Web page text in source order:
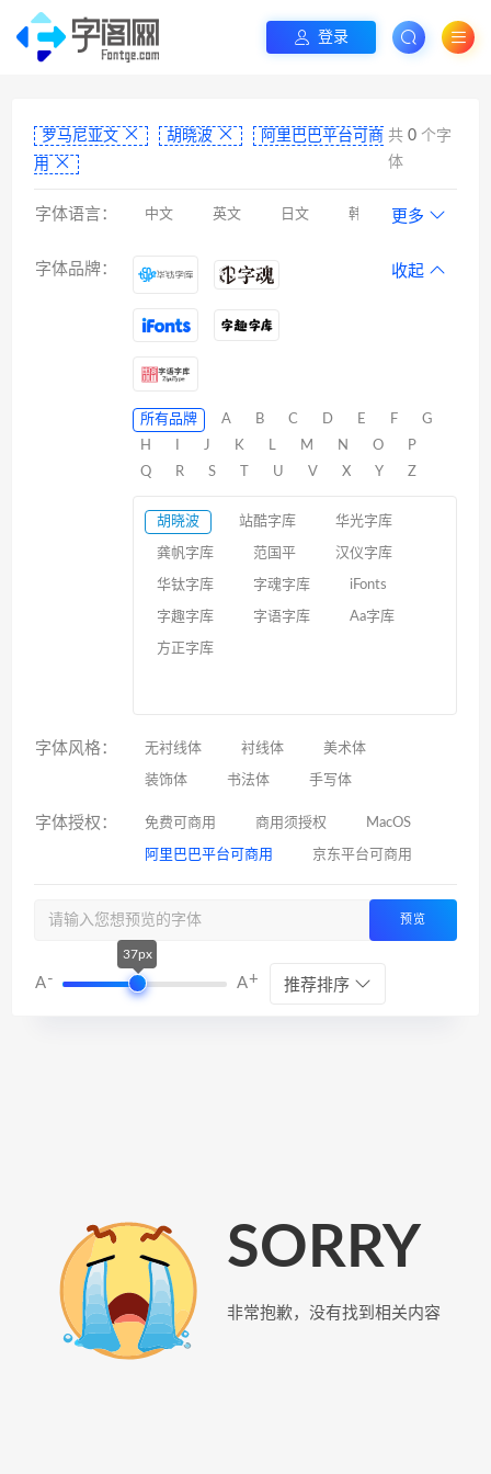
登录
罗马尼亚文 胡晓波
阿里巴巴平台可商
用
共0 个字
体
字体语言： 中文 英文 日文 韩文
罗马尼亚文 彝文
更多
字体品牌： 收起
所有品牌 A B C D E F
G
H
J K L M N O
P
Q
R S U V X Y Z
胡晓波 站酷字库 华光字库
龚帆字库 范国平 汉仪字库
华钛字库 字魂字库 iFonts
字趣字库 字语字库 Aa字库
方正字库
字体风格： 无衬线体 衬线体 美术体
装饰体 书法体 手写体
字体授权： 免费可商用 商用须授权 MacOS
阿里巴巴平台可商用 京东平台可商用
预览
A-
37px
A+ 推荐排序
SORRY
非常抱歉，没有找到相关内容